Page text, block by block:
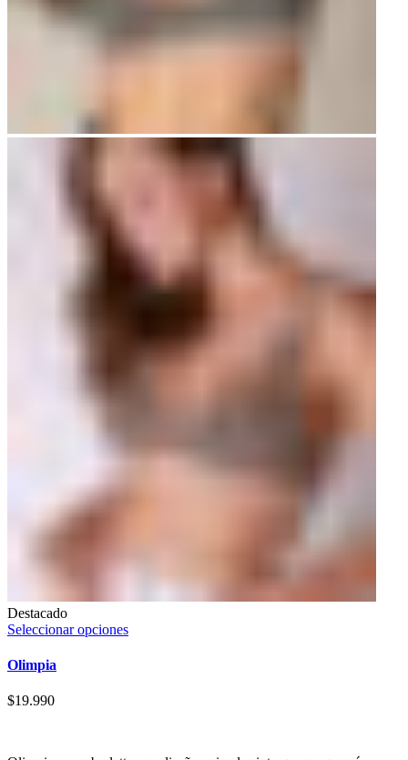
Destacado
Seleccionar opciones
Olimpia
$19.990